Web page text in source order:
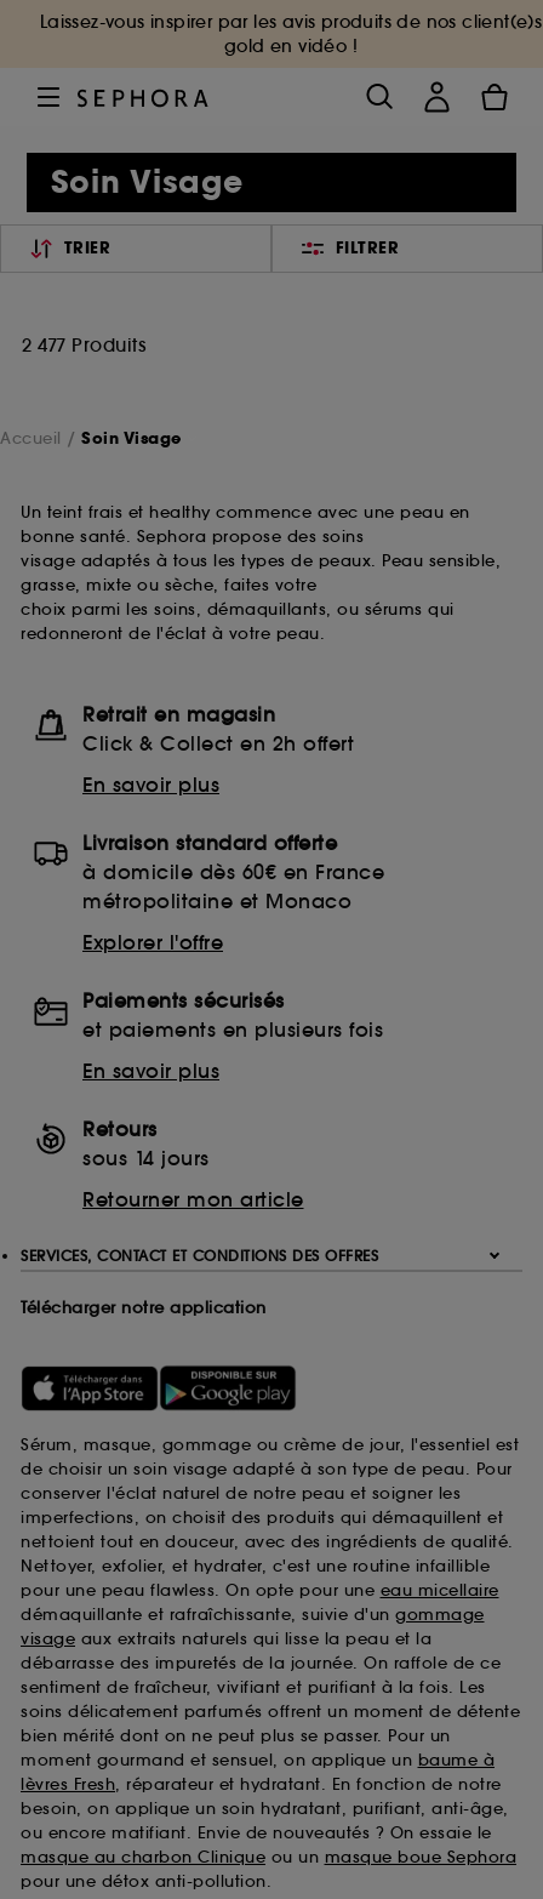
Laissez-vous inspirer par les avis produits de nos client(e)s
gold en vidéo !
Soin Visage
TRIER FILTRER
2 477 Produits
Accueil Soin Visage
Un teint frais et healthy commence avec une peau en
bonne santé. Sephora propose des soins
visage adaptés à tous les types de peaux. Peau sensible,
grasse, mixte ou sèche, faites votre
choix parmi les soins, démaquillants, ou sérums qui
redonneront de l'éclat à votre peau.
Retrait en magasin
Click & Collect en 2h offert
En savoir plus
Livraison standard offerte
à domicile dès 60€ en France
métropolitaine et Monaco
Explorer l'offre
Paiements sécurisés
et paiements en plusieurs fois
En savoir plus
Retours
sous 14 jours
Retourner mon article
SERVICES, CONTACT ET CONDITIONS DES OFFRES
Télécharger notre application
Sérum, masque, gommage ou crème de jour, l'essentiel est
de choisir un soin visage adapté à son type de peau. Pour
conserver l'éclat naturel de notre peau et soigner les
imperfections, on choisit des produits qui démaquillent et
nettoient tout en douceur, avec des ingrédients de qualité.
Nettoyer, exfolier, et hydrater, c'est une routine infaillible
pour une peau flawless. On opte pour une eau micellaire
démaquillante et rafraîchissante, suivie d'un gommage
visage aux extraits naturels qui lisse la peau et la
débarrasse des impuretés de la journée. On raffole de ce
sentiment de fraîcheur, vivifiant et purifiant à la fois. Les
soins délicatement parfumés offrent un moment de détente
bien mérité dont on ne peut plus se passer. Pour un
moment gourmand et sensuel, on applique un baume à
lèvres Fresh, réparateur et hydratant. En fonction de notre
besoin, on applique un soin hydratant, purifiant, anti-âge,
ou encore matifiant. Envie de nouveautés ? On essaie le
masque au charbon Clinique ou un masque boue Sephora
pour une détox anti-pollution.